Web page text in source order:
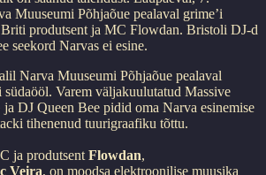
Muuseumi Põhjaõue pealaval grime’i
Briti produtsent ja MC Flowdan. Bristoli DJ-d
seekord Narvas ei esine.
Narva Muuseumi Põhjaõue pealaval
südaööl. Varem väljakuulutatud Massive
DJ Queen Bee pidid oma Narva esinemise
tihenenud tuurigraafiku tõttu.
ja produtsent Flowdan,
Veira, on moodsa elektroonilise muusika